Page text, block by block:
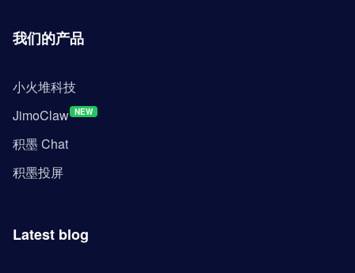
我们的产品
小火堆科技
JimoClaw NEW
积墨 Chat
积墨投屏
Latest blog